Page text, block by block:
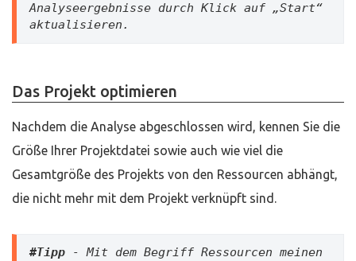
Analyseergebnisse durch Klick auf „Start“
aktualisieren.
Das Projekt optimieren
Nachdem die Analyse abgeschlossen wird, kennen Sie die
Größe Ihrer Projektdatei sowie auch wie viel die
Gesamtgröße des Projekts von den Ressourcen abhängt,
die nicht mehr mit dem Projekt verknüpft sind.
#Tipp - Mit dem Begriff Ressourcen meinen